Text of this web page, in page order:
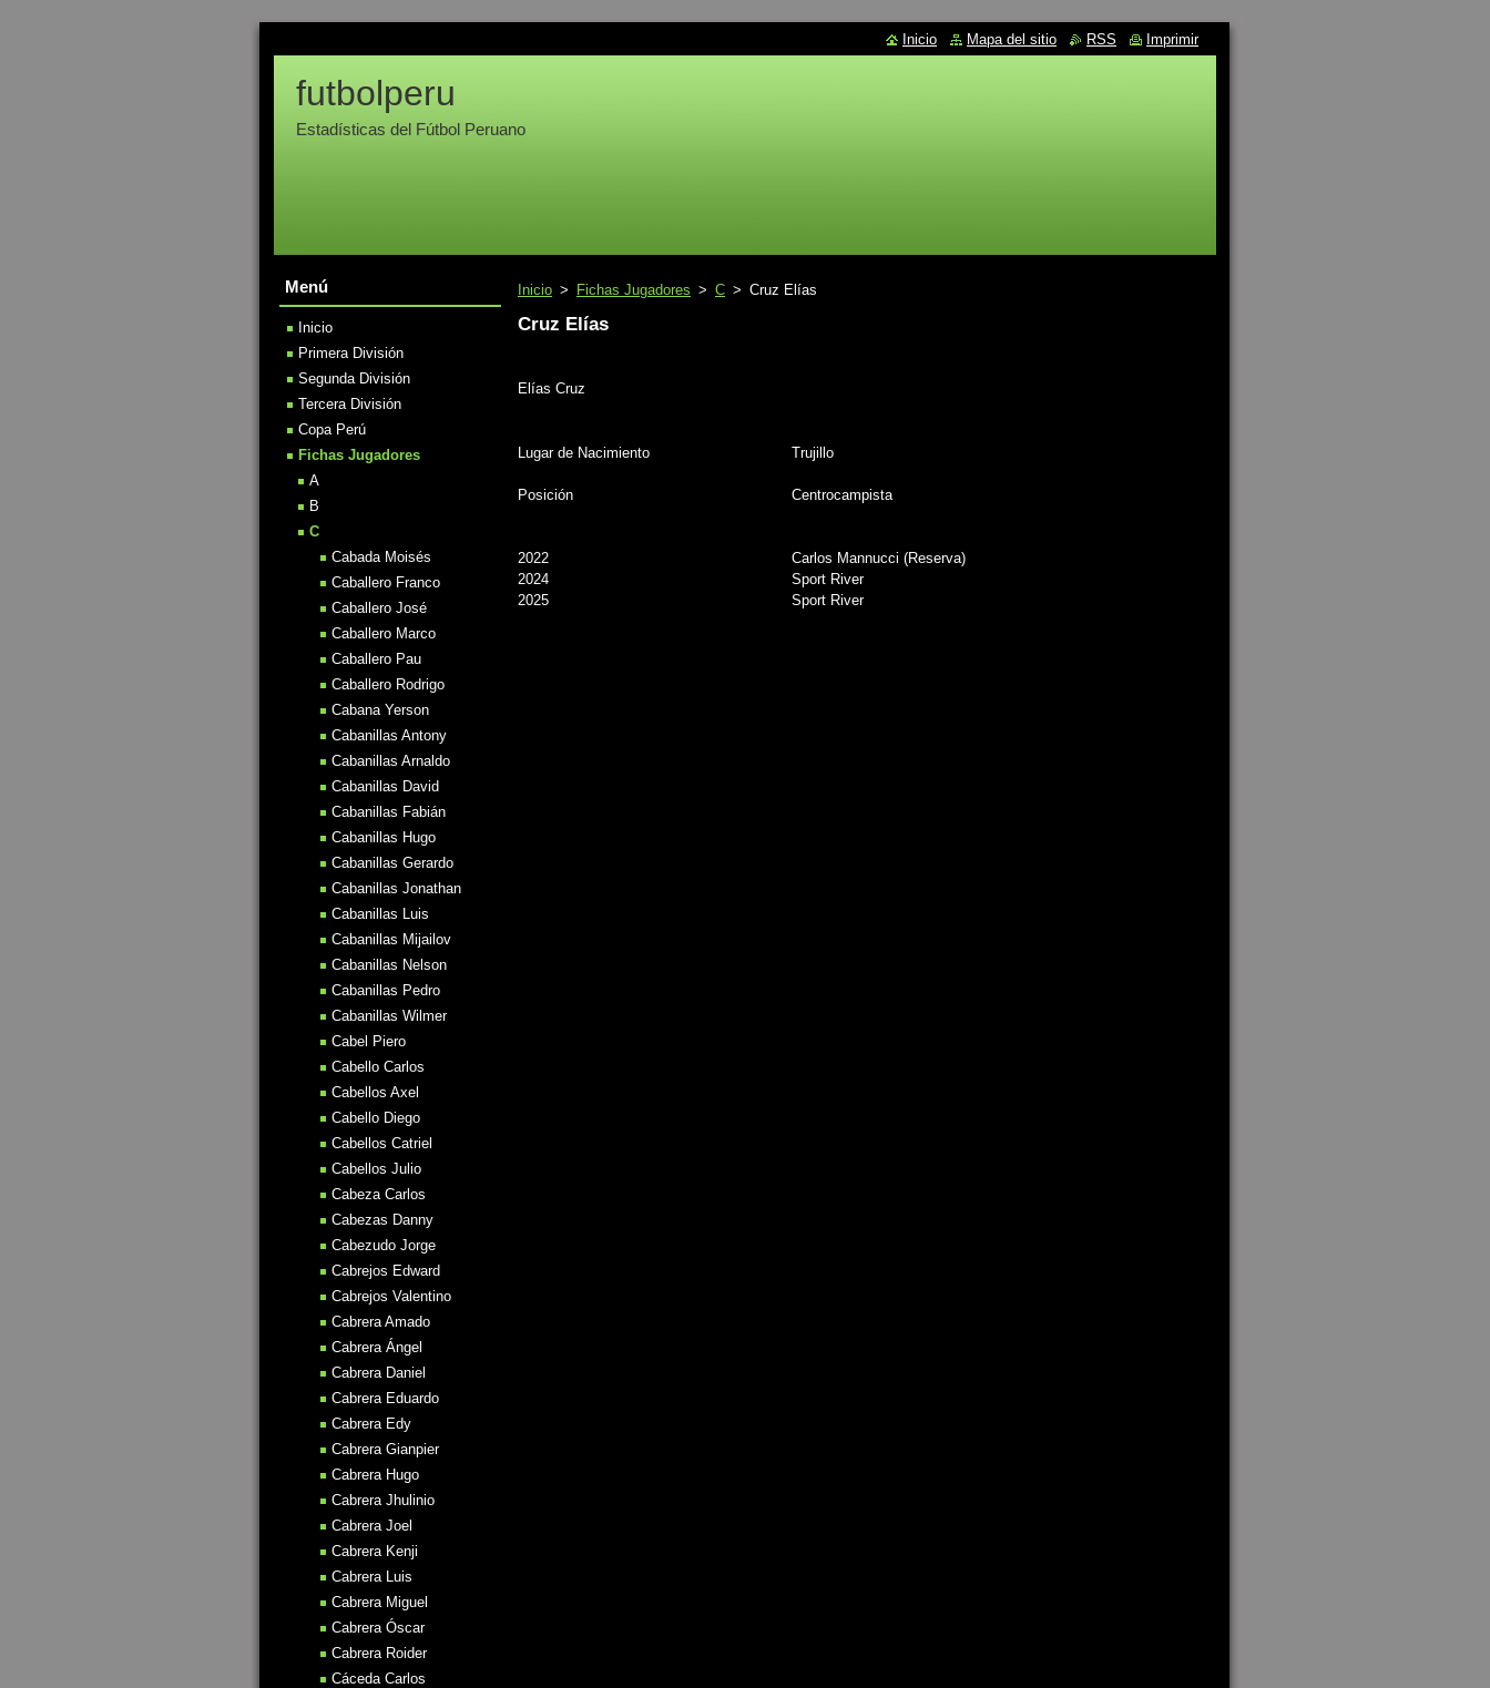
futbolperu
Estadísticas del Fútbol Peruano
Inicio > Fichas Jugadores > C > Cruz Elías
Cruz Elías
Elías Cruz
Lugar de Nacimiento Trujillo
Posición Centrocampista
2022
Carlos Mannucci (Reserva)
2024
Sport River
2025
Sport River
Menú
Inicio
Primera División
Segunda División
Tercera División
Copa Perú
Fichas Jugadores
A
B
C
Cabada Moisés
Caballero Franco
Caballero José
Caballero Marco
Caballero Pau
Caballero Rodrigo
Cabana Yerson
Cabanillas Antony
Cabanillas Arnaldo
Cabanillas David
Cabanillas Fabián
Cabanillas Hugo
Cabanillas Gerardo
Cabanillas Jonathan
Cabanillas Luis
Cabanillas Mijailov
Cabanillas Nelson
Cabanillas Pedro
Cabanillas Wilmer
Cabel Piero
Cabello Carlos
Cabellos Axel
Cabello Diego
Cabellos Catriel
Cabellos Julio
Cabeza Carlos
Cabezas Danny
Cabezudo Jorge
Cabrejos Edward
Cabrejos Valentino
Cabrera Amado
Cabrera Ángel
Cabrera Daniel
Cabrera Eduardo
Cabrera Edy
Cabrera Gianpier
Cabrera Hugo
Cabrera Jhulinio
Cabrera Joel
Cabrera Kenji
Cabrera Luis
Cabrera Miguel
Cabrera Óscar
Cabrera Roider
Cáceda Carlos
Inicio Mapa del sitio RSS Imprimir